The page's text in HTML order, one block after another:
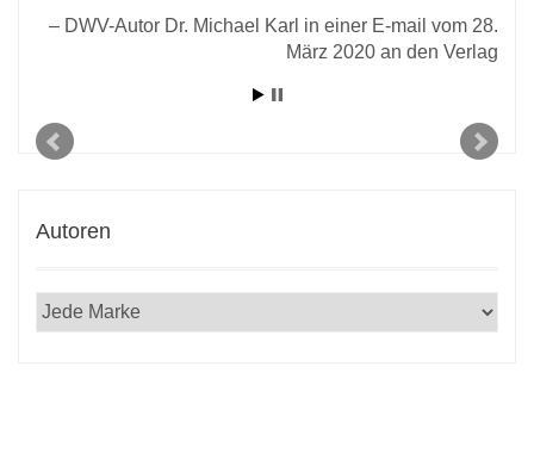
DWV-Autor Dr. Michael Karl in einer E-mail vom 28.
März 2020 an den Verlag
Autoren